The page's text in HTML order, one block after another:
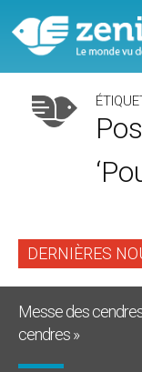
DERNIÈRES
Messe des
cendres »